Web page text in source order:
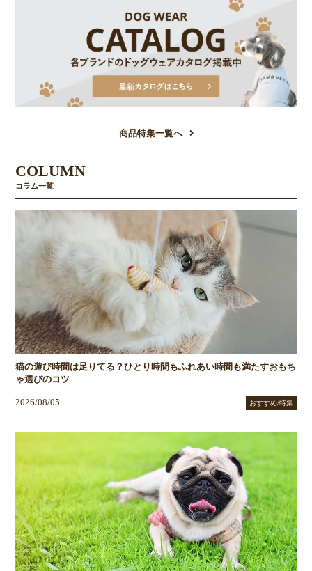
商品特集一覧へ
COLUMN
コラム一覧
猫の遊び時間は足りてる？ひとり時間もふれあい時間も満たすおもち
ゃ選びのコツ
2026/08/05 おすすめ/特集